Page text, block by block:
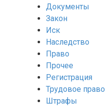
Документы
Закон
Иск
Наследство
Право
Прочее
Регистрация
Трудовое право
Штрафы